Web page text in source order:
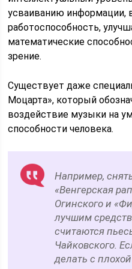
усваиванию информации,
работоспособность,
математические
зрение.
Существует даже
Моцарта», который
воздействие музыки на
способности человека.
Например,
«Венгерская
Огинского и
лучшим
считаются
Чайковского.
делать с